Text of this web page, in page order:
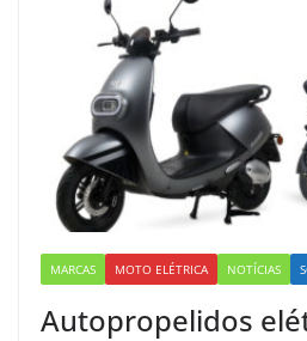
MARCAS MOTO ELÉTRICA NOTÍCIAS
Autopropelidos